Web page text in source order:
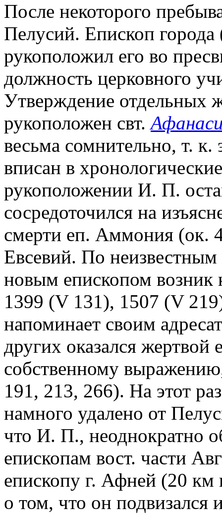
После некоторого
Пелусий. Епископ
рукоположил его во
должность церковного
Утверждение отдельных
рукоположен свт.
весьма сомнительно, т.
вписан в
рукоположении И. П.
сосредоточился на
смерти еп. Аммония (ок.
Евсевий. По
новым епископом возник
1399 (V 131), 1507 (V
напоминает своим
других оказался
собственному
191, 213, 266). На этот
намного удалено от
что И. П., неоднократно
епископам вост. части
епископу г. Афней (20 км
о том, что он подвизался